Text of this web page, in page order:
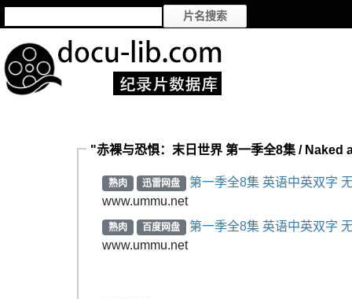
"赤裸与恐惧：末日世界 第一季全8集 /
熟肉 迅雷网盘
第一季全8集 英语中英双字
www.ummu.net
熟肉 百度网盘
第一季全8集 英语中英双字
www.ummu.net